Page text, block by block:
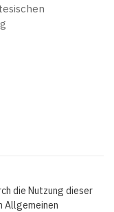
die Nutzung dieser
Allgemeinen